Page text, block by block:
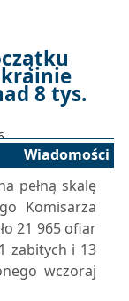
8 tys.
Wiadomości
pełną skalę
Komisarza
21 965 ofiar
zabitych i 13
wczoraj